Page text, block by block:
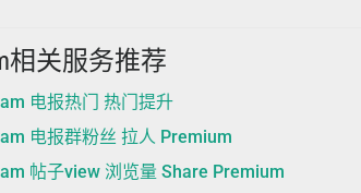
相关服务推荐
电报热门 热门提升
电报群粉丝 拉人 Premium
帖子view 浏览量 Share Premium